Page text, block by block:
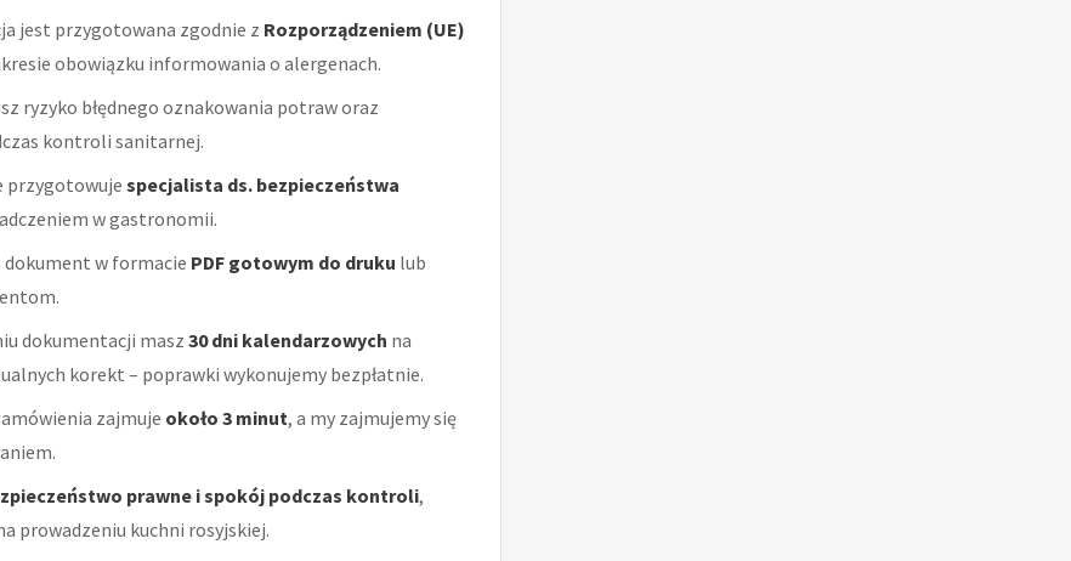
jest przygotowana zgodnie z Rozporządzeniem (UE)
obowiązku informowania o alergenach.
ryzyko błędnego oznakowania potraw oraz
kontroli sanitarnej.
przygotowuje specjalista ds. bezpieczeństwa
w gastronomii.
w formacie PDF gotowym do druku lub
dokumentacji masz 30 dni kalendarzowych na
korekt – poprawki wykonujemy bezpłatnie.
zajmuje około 3 minut, a my zajmujemy się
prawne i spokój podczas kontroli,
prowadzeniu kuchni rosyjskiej.